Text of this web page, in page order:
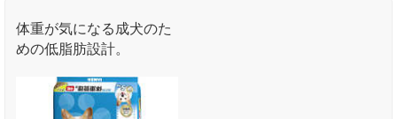
体重が気になる成犬のた
めの低脂肪設計。